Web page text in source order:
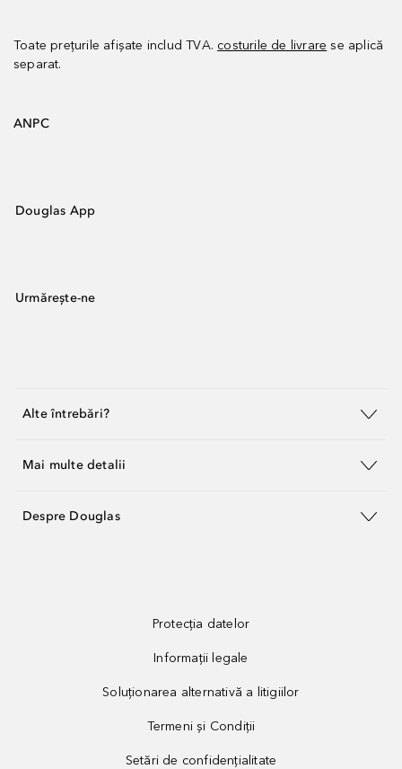
Toate prețurile afișate includ TVA. costurile de livrare se aplică
separat.
ANPC
Douglas App
Urmărește-ne
Alte întrebări?
Mai multe detalii
Despre Douglas
Protecția datelor
Informații legale
Soluționarea alternativă a litigiilor
Termeni și Condiții
Setări de confidențialitate